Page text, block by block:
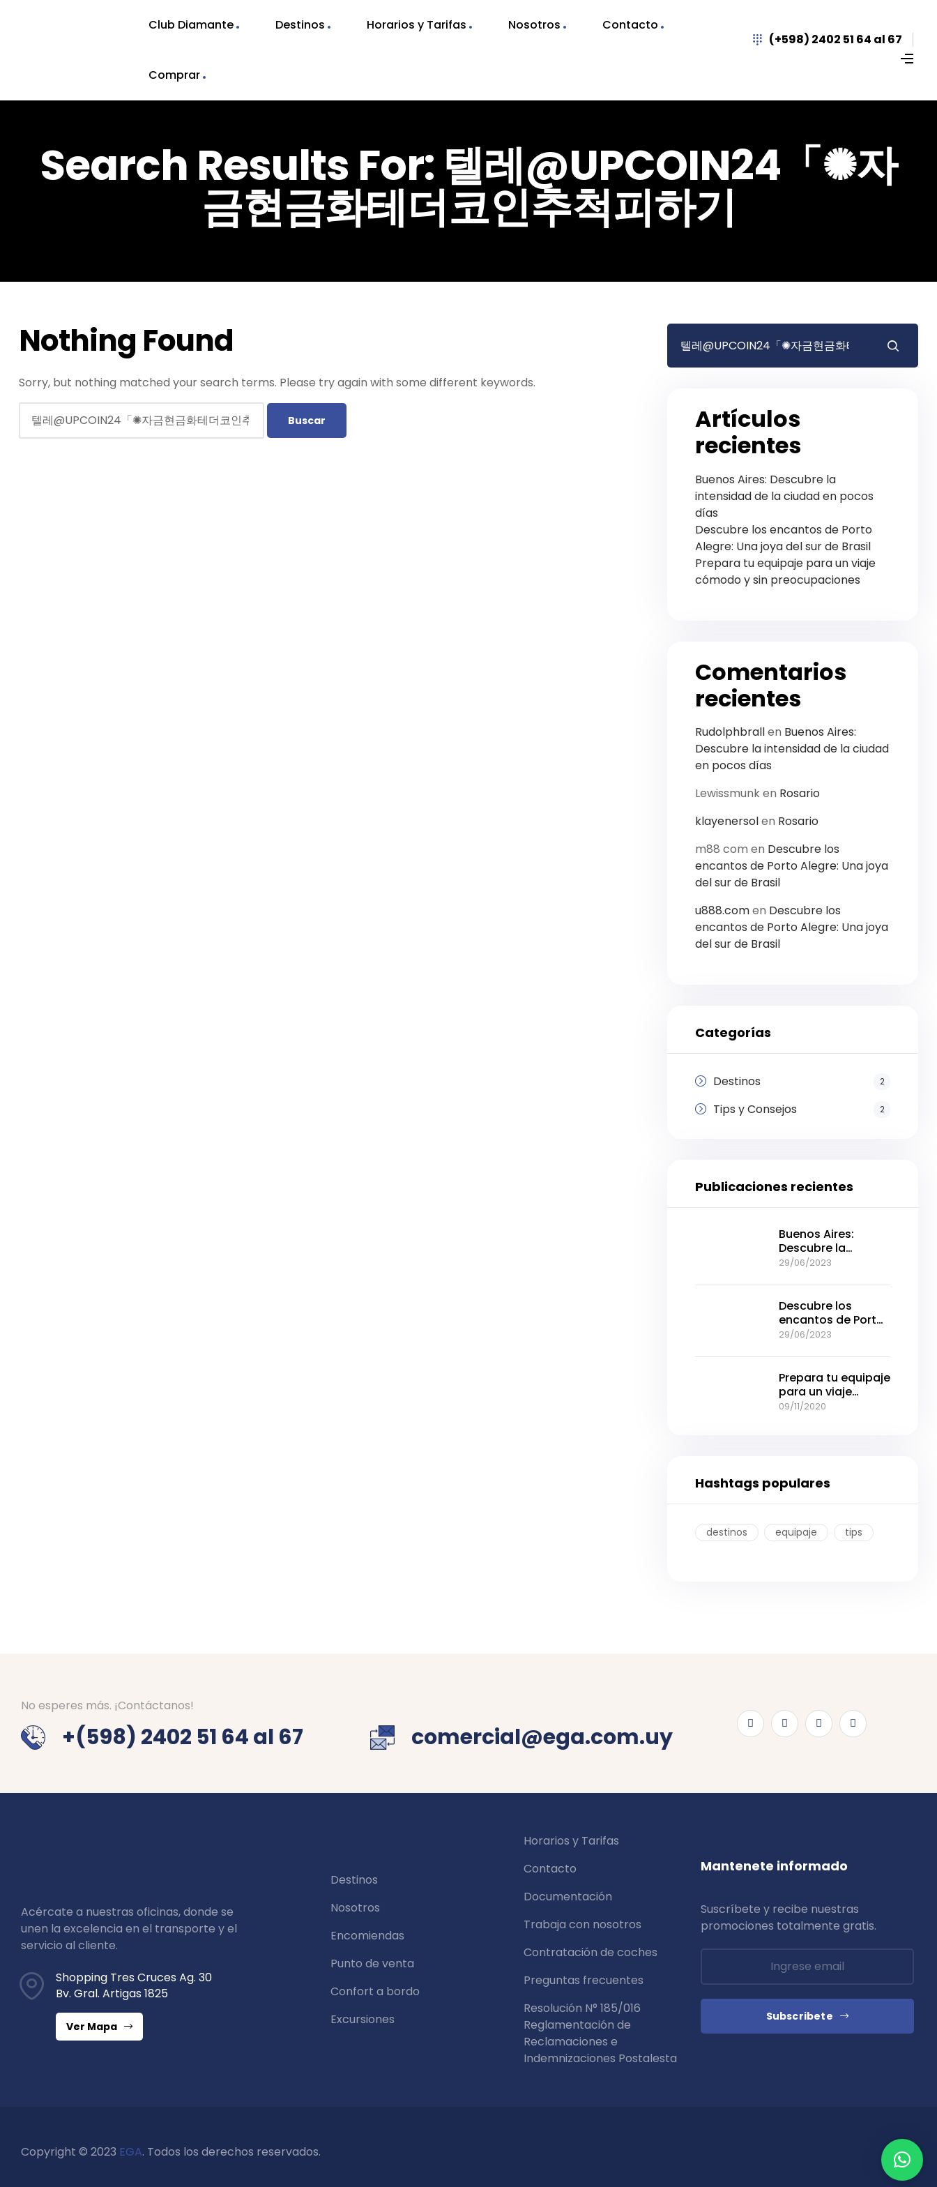
Club Diamante Destinos Horarios y Tarifas Nosotros Contacto
Comprar
(+598) 2402 51 64 al 67
Search Results For: 텔레@UPCOIN24「✺자
금현금화테더코인추척피하기
Nothing Found
Sorry, but nothing matched your search terms. Please try again with some different keywords.
Artículos
recientes
Buenos Aires: Descubre la
intensidad de la ciudad en pocos
días
Descubre los encantos de Porto
Alegre: Una joya del sur de Brasil
Prepara tu equipaje para un viaje
cómodo y sin preocupaciones
Comentarios
recientes
Rudolphbrallen Buenos Aires:
Descubre la intensidad de la ciudad
en pocos días
Lewissmunken Rosario
klayenersolen Rosario
m88 com en Descubre los
encantos de Porto Alegre: Una joya
del sur de Brasil
u888.comen Descubre los
encantos de Porto Alegre: Una joya
del sur de Brasil
Categorías
Destinos 2
Tips y Consejos 2
Publicaciones recientes
Buenos Aires:
Descubre la
intensidad de la
días
29/06/2023
Descubre los
encantos de Porto
Alegre: Una joya del
29/06/2023
Prepara tu equipaje
para un viaje
cómodo y sin
09/11/2020
Hashtags populares
destinos equipaje tips
No esperes más. ¡Contáctanos!
+(598) 2402 51 64 al 67 comercial@ega.com.uy
Acércate a nuestras oficinas, donde se
unen la excelencia en el transporte y el
servicio al cliente.
Shopping Tres Cruces Ag. 30
Bv. Gral. Artigas 1825
Ver Mapa
Destinos
Nosotros
Encomiendas
Punto de venta
Confort a bordo
Excursiones
Horarios y Tarifas
Contacto
Documentación
Trabaja con nosotros
Contratación de coches
Preguntas frecuentes
Resolución N° 185/016
Reglamentación de
Reclamaciones e
Indemnizaciones Postalesta
Mantenete informado
Suscríbete y recibe nuestras
promociones totalmente gratis.
Subscribete
Copyright © 2023 EGA. Todos los derechos reservados. Blog